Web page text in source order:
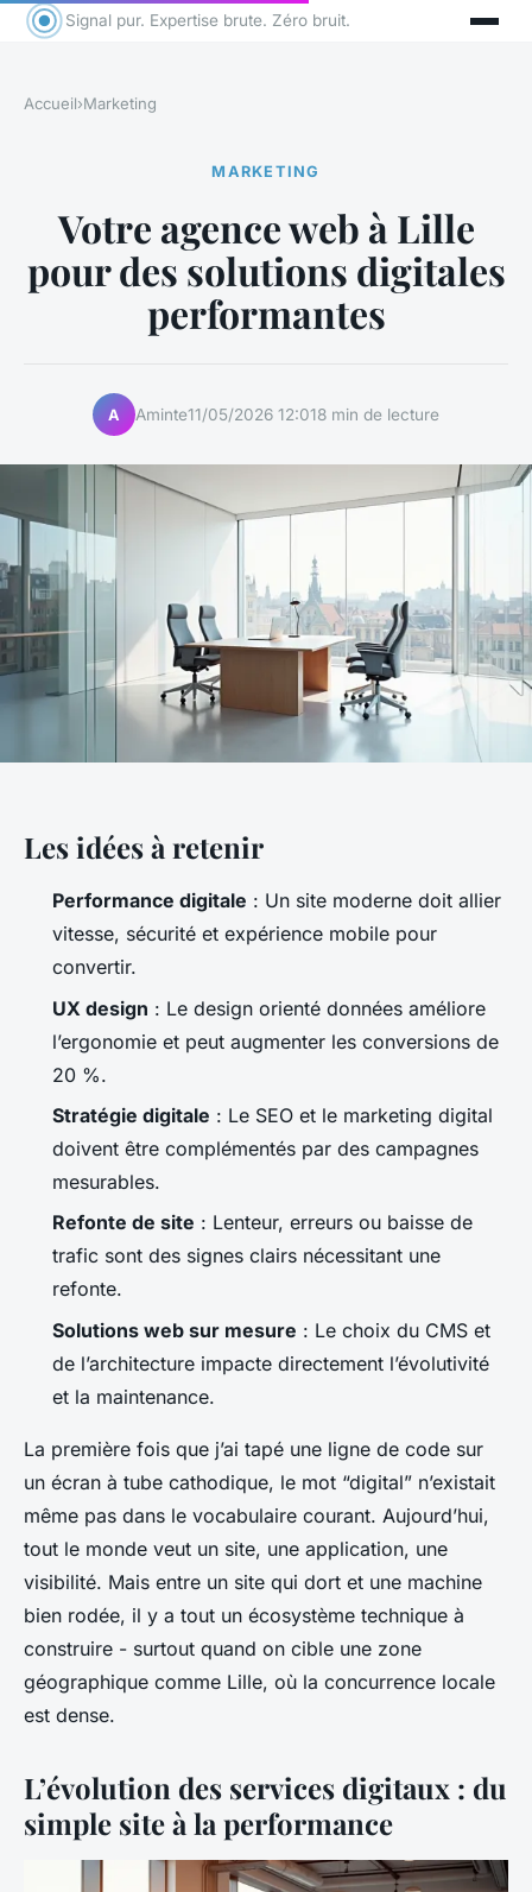
Signal pur. Expertise brute. Zéro bruit.
Accueil›Marketing
MARKETING
Votre agence web à Lille
pour des solutions digitales
performantes
A Aminte11/05/2026 12:018 min de lecture
Les idées à retenir
Performance digitale : Un site moderne doit allier
vitesse, sécurité et expérience mobile pour
convertir.
UX design : Le design orienté données améliore
l’ergonomie et peut augmenter les conversions de
20 %.
Stratégie digitale : Le SEO et le marketing digital
doivent être complémentés par des campagnes
mesurables.
Refonte de site : Lenteur, erreurs ou baisse de
trafic sont des signes clairs nécessitant une
refonte.
Solutions web sur mesure : Le choix du CMS et
de l’architecture impacte directement l’évolutivité
et la maintenance.
La première fois que j’ai tapé une ligne de code sur
un écran à tube cathodique, le mot “digital” n’existait
même pas dans le vocabulaire courant. Aujourd’hui,
tout le monde veut un site, une application, une
visibilité. Mais entre un site qui dort et une machine
bien rodée, il y a tout un écosystème technique à
construire - surtout quand on cible une zone
géographique comme Lille, où la concurrence locale
est dense.
L’évolution des services digitaux : du
simple site à la performance